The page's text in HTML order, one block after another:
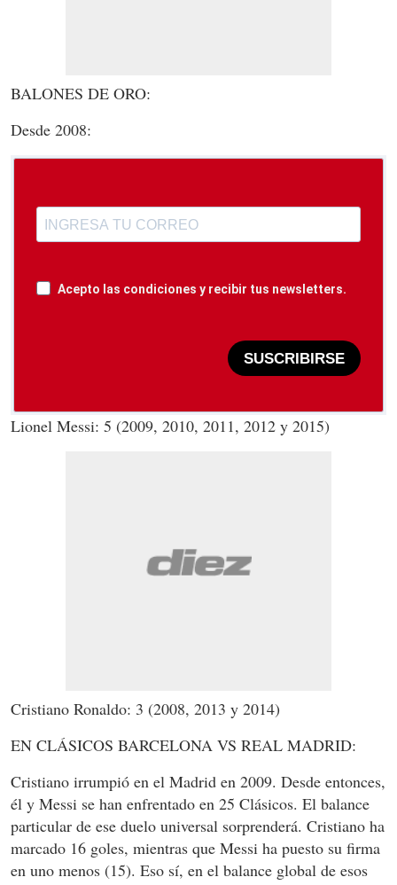
BALONES DE ORO:
Desde 2008:
Acepto las condiciones y recibir tus newsletters.
SUSCRIBIRSE
Lionel Messi: 5 (2009, 2010, 2011, 2012 y 2015)
Cristiano Ronaldo: 3 (2008, 2013 y 2014)
EN CLÁSICOS BARCELONA VS REAL MADRID:
Cristiano irrumpió en el Madrid en 2009. Desde entonces,
él y Messi se han enfrentado en 25 Clásicos. El balance
particular de ese duelo universal sorprenderá. Cristiano ha
marcado 16 goles, mientras que Messi ha puesto su firma
en uno menos (15). Eso sí, en el balance global de esos